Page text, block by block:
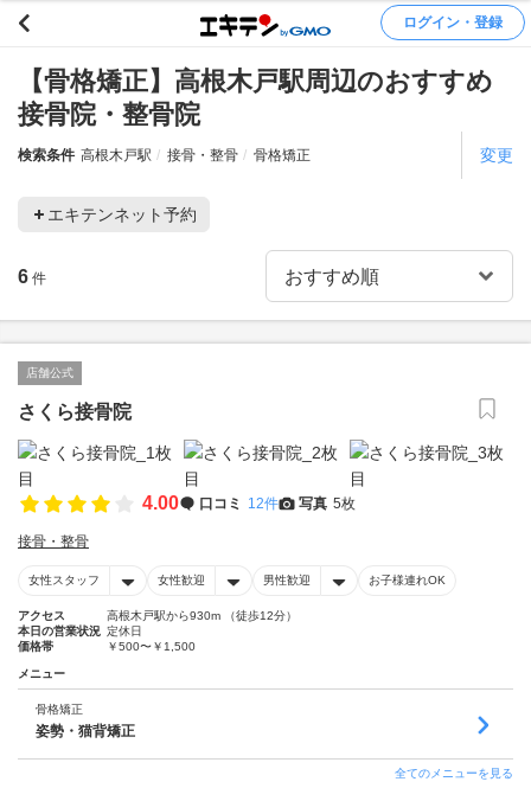
ログイン・登録
【骨格矯正】高根木戸駅周辺のおすすめ
接骨院・整骨院
検索条件 高根木戸駅 接骨・整骨 骨格矯正 変更
エキテンネット予約
6 件
店舗公式
さくら接骨院
4.00 口コミ 12件 写真 5枚
接骨・整骨
女性スタッフ 女性歓迎 男性歓迎 お子様連れOK
アクセス
高根木戸駅から930m （徒歩12分）
本日の営業状況 定休日
価格帯
￥500〜￥1,500
メニュー
骨格矯正
姿勢・猫背矯正
全てのメニューを見る